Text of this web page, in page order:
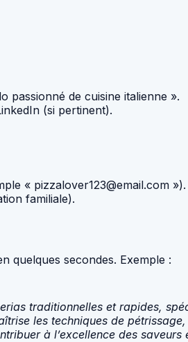
passionné de cuisine italienne ».
(si pertinent).
« pizzalover123@email.com »).
familiale).
quelques secondes. Exemple :
traditionnelles et rapides,
les techniques de
à l’excellence des